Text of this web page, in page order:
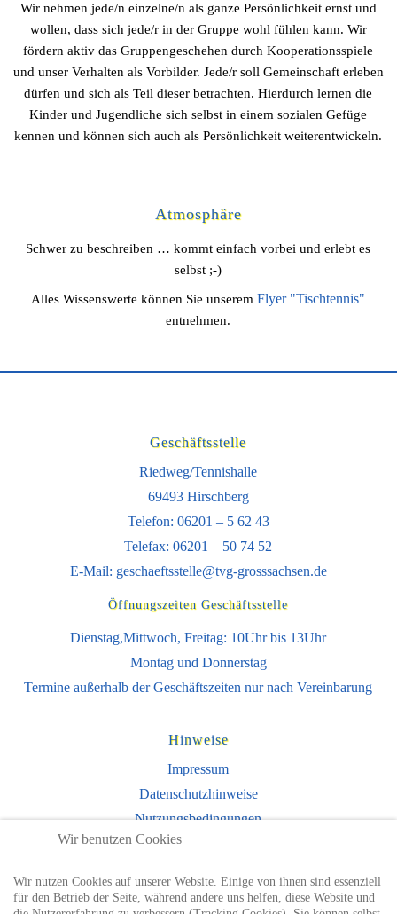
Wir nehmen jede/n einzelne/n als ganze Persönlichkeit ernst und
wollen, dass sich jede/r in der Gruppe wohl fühlen kann. Wir
fördern aktiv das Gruppengeschehen durch Kooperationsspiele
und unser Verhalten als Vorbilder. Jede/r soll Gemeinschaft erleben
dürfen und sich als Teil dieser betrachten. Hierdurch lernen die
Kinder und Jugendliche sich selbst in einem sozialen Gefüge
kennen und können sich auch als Persönlichkeit weiterentwickeln.
Atmosphäre
Schwer zu beschreiben … kommt einfach vorbei und erlebt es
selbst ;-)
Alles Wissenswerte können Sie unseremFlyer "Tischtennis"
entnehmen.
Geschäftsstelle
Riedweg/Tennishalle
69493 Hirschberg
Telefon: 06201 – 5 62 43
Telefax: 06201 – 50 74 52
E-Mail: geschaeftsstelle@tvg-grosssachsen.de
Öffnungszeiten Geschäftsstelle
Dienstag,Mittwoch, Freitag: 10Uhr bis 13Uhr
Montag und Donnerstag
Termine außerhalb der Geschäftszeiten nur nach Vereinbarung
Hinweise
Impressum
Datenschutzhinweise
Nutzungsbedingungen
Wir benutzen Cookies
Wir nutzen Cookies auf unserer Website. Einige von ihnen sind essenziell
für den Betrieb der Seite, während andere uns helfen, diese Website und